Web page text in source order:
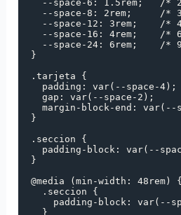
}
.tarjeta {
  gap: var(--space-2);
  margin-block-end: var(--space-8);
}
.seccion {
}
@media (min-width: 48rem) {